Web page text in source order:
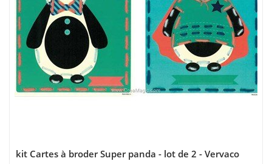
kit Cartes à broder Super panda - lot de 2 - Vervaco